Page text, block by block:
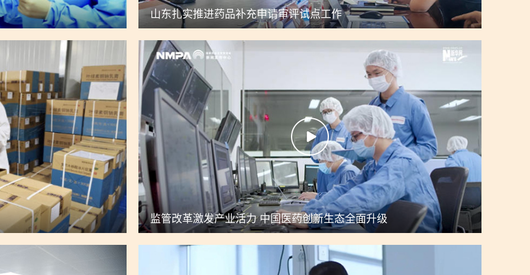
山东扎实推进药品补充申请审评试点工作
监管改革激发产业活力 中国医药创新生态全面升级